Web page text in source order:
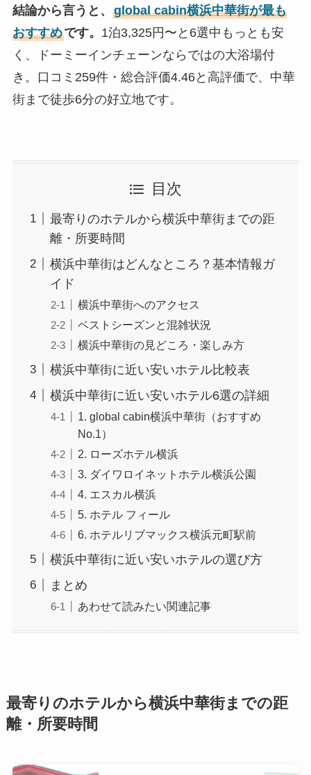
結論から言うと、 global cabin横浜中華街が最も
おすすめです。 1泊3,325円〜と6選中もっとも安
く、ドーミーインチェーンならではの大浴場付
き。口コミ259件・総合評価4.46と高評価で、中華
街まで徒歩6分の好立地です。
目次
最寄りのホテルから横浜中華街までの距
離・所要時間
横浜中華街はどんなところ？基本情報ガ
イド
横浜中華街へのアクセス
ベストシーズンと混雑状況
横浜中華街の見どころ・楽しみ方
横浜中華街に近い安いホテル比較表
横浜中華街に近い安いホテル6選の詳細
1. global cabin横浜中華街（おすすめ
No.1）
2. ローズホテル横浜
3. ダイワロイネットホテル横浜公園
4. エスカル横浜
5. ホテル フィール
6. ホテルリブマックス横浜元町駅前
横浜中華街に近い安いホテルの選び方
まとめ
あわせて読みたい関連記事
最寄りのホテルから横浜中華街までの距
離・所要時間